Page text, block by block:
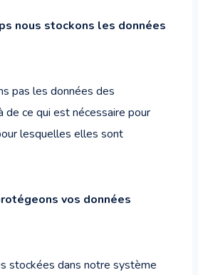
nous stockons les données
pas les données des
de ce qui est nécessaire pour
lesquelles elles sont
vos données
stockées dans notre système